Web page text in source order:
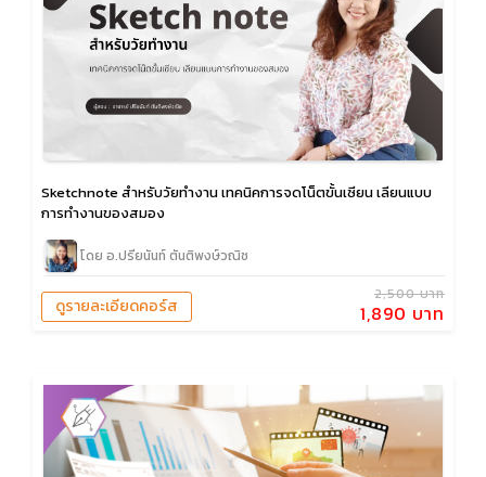
Sketchnote สำหรับวัยทำงาน เทคนิคการจดโน็ตขั้นเซียน เลียนแบบ
การทำงานของสมอง
โดย อ.ปรียนันท์ ตันติพงษ์วณิช
2,500 บาท
1,890 บาท
ดูรายละเอียดคอร์ส